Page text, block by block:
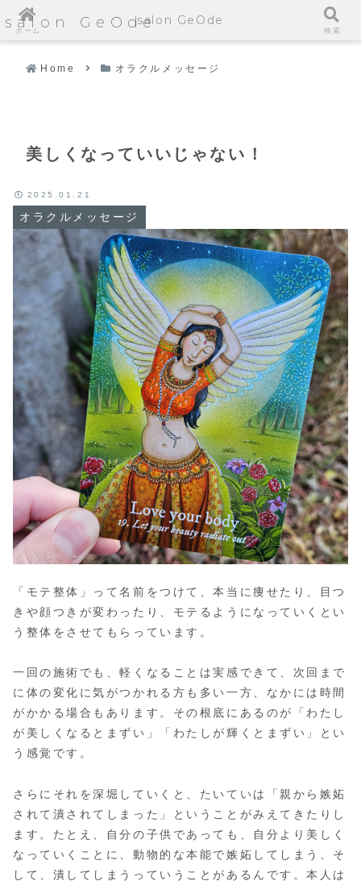
salon GeOde
Home オラクルメッセージ
美しくなっていいじゃない！
オラクルメッセージ
2025.01.21
「モテ整体」って名前をつけて、本当に痩せたり、目つ
きや顔つきが変わったり、モテるようになっていくとい
う整体をさせてもらっています。
一回の施術でも、軽くなることは実感できて、次回まで
に体の変化に気がつかれる方も多い一方、なかには時間
がかかる場合もあります。その根底にあるのが「わたし
が美しくなるとまずい」「わたしが輝くとまずい」とい
う感覚です。
さらにそれを深堀していくと、たいていは「親から嫉妬
されて潰されてしまった」ということがみえてきたりし
ます。たとえ、自分の子供であっても、自分より美しく
なっていくことに、動物的な本能で嫉妬してしまう、そ
して、潰してしまうっていうことがあるんです。本人は
ホーム
salon GeOde
検索